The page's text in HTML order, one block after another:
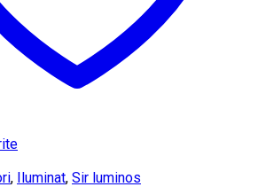
, Iluminat, Sir luminos